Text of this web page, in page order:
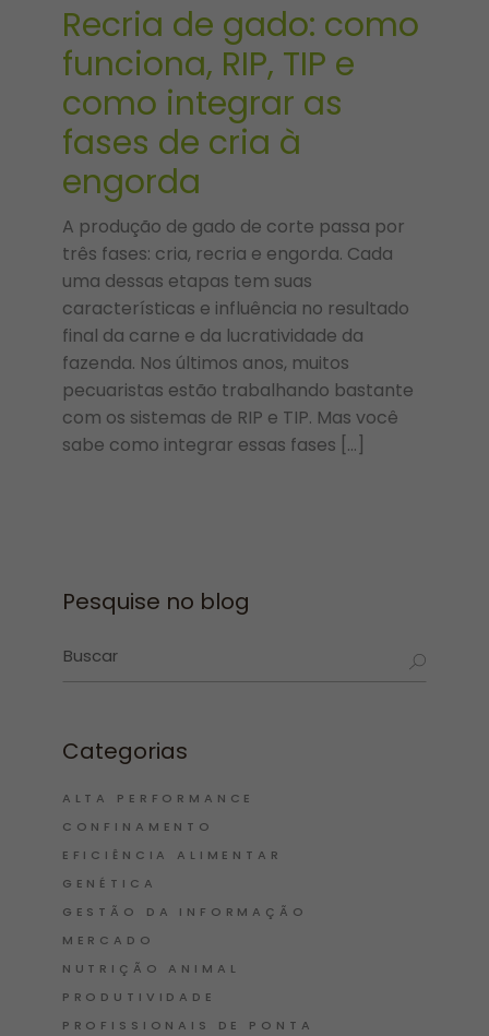
Recria de gado: como
funciona, RIP, TIP e
como integrar as
fases de cria à
engorda
A produção de gado de corte passa por
três fases: cria, recria e engorda. Cada
uma dessas etapas tem suas
características e influência no resultado
final da carne e da lucratividade da
fazenda. Nos últimos anos, muitos
pecuaristas estão trabalhando bastante
com os sistemas de RIP e TIP. Mas você
sabe como integrar essas fases […]
Pesquise no blog
Categorias
ALTA PERFORMANCE
CONFINAMENTO
EFICIÊNCIA ALIMENTAR
GENÉTICA
GESTÃO DA INFORMAÇÃO
MERCADO
NUTRIÇÃO ANIMAL
PRODUTIVIDADE
PROFISSIONAIS DE PONTA